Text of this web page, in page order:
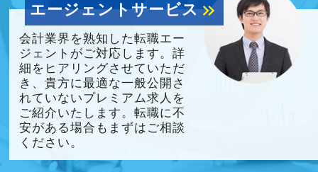
エージェントサービスkeyboard_double_arrow_right
会計業界を熟知した転職エー
ジェントがご対応します。詳
細をヒアリングさせていただ
き、貴方に最適な一般公開さ
れていないプレミアム求人を
ご紹介いたします。転職に不
安がある場合もまずはご相談
ください。